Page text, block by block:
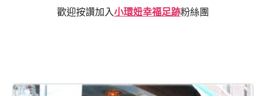
歡迎按讚加入小環妞幸福足跡粉絲團